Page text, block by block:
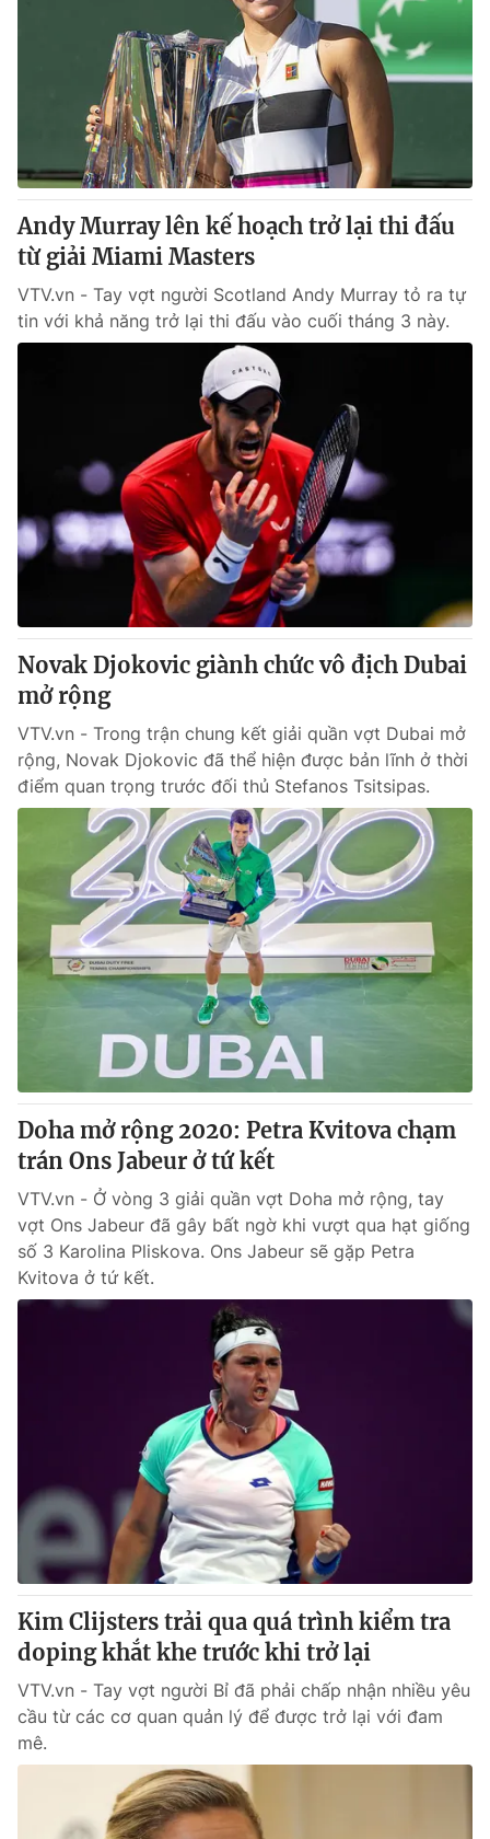
Andy Murray lên kế hoạch trở lại thi đấu
từ giải Miami Masters
VTV.vn - Tay vợt người Scotland Andy Murray tỏ ra tự
tin với khả năng trở lại thi đấu vào cuối tháng 3 này.
Novak Djokovic giành chức vô địch Dubai
mở rộng
VTV.vn - Trong trận chung kết giải quần vợt Dubai mở
rộng, Novak Djokovic đã thể hiện được bản lĩnh ở thời
điểm quan trọng trước đối thủ Stefanos Tsitsipas.
Doha mở rộng 2020: Petra Kvitova chạm
trán Ons Jabeur ở tứ kết
VTV.vn - Ở vòng 3 giải quần vợt Doha mở rộng, tay
vợt Ons Jabeur đã gây bất ngờ khi vượt qua hạt giống
số 3 Karolina Pliskova. Ons Jabeur sẽ gặp Petra
Kvitova ở tứ kết.
Kim Clijsters trải qua quá trình kiểm tra
doping khắt khe trước khi trở lại
VTV.vn - Tay vợt người Bỉ đã phải chấp nhận nhiều yêu
cầu từ các cơ quan quản lý để được trở lại với đam
mê.